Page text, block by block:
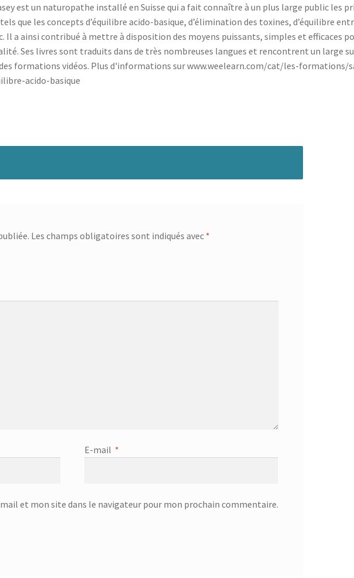
est un naturopathe installé en Suisse qui a fait connaître à un plus large public les
que les concepts d’équilibre acido-basique, d’élimination des toxines, d’équilibre
Il a ainsi contribué à mettre à disposition des moyens puissants, simples et efficaces
Ses livres sont traduits dans de très nombreuses langues et rencontrent un large
formations vidéos. Plus d'informations sur www.weelearn.com/cat/les-
acido-basique
Les champs obligatoires sont indiqués avec *
E-mail *
et mon site dans le navigateur pour mon prochain commentaire.